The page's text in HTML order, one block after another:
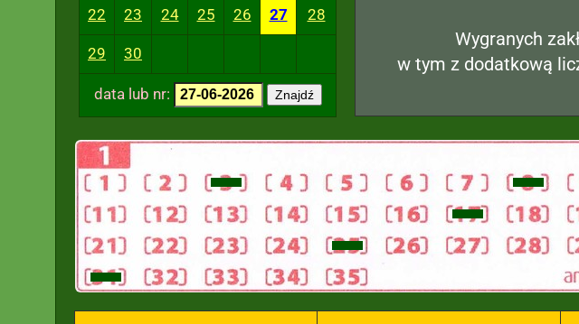
22 23 24 25 26 27 28
29 30
data lub nr: Znajdź
Wygranych
w tym z dodatkową